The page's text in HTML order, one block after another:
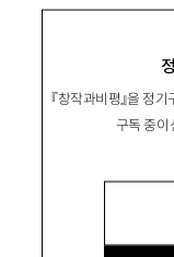
『창작과비평』을 정
구독 중이